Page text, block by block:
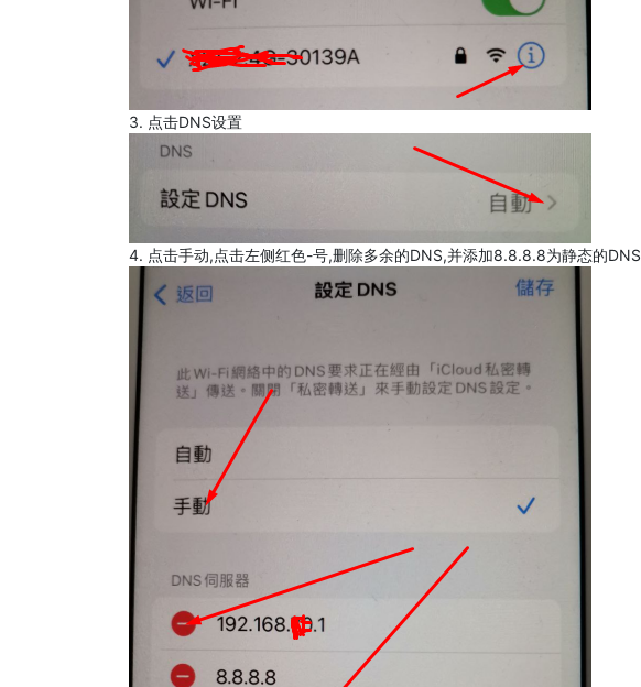
3. 点击DNS设置
4. 点击手动,点击左侧红色-号,删除多余的DNS,并添加8.8.8.8为静态的DNS